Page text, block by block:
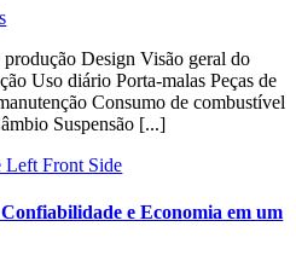
Design Visão geral do
Uso diário Porta-malas Peças de
Consumo de combustível
Suspensão [...]
e Economia em um